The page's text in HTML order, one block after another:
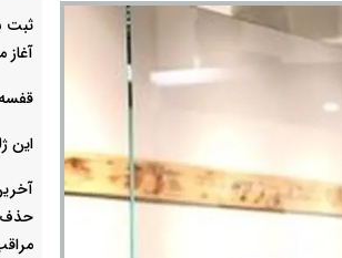
این
حذف